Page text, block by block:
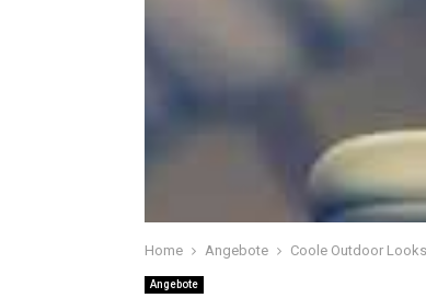
Home Angebote Coole Outdoor
Angebote